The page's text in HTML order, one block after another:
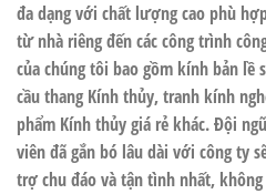
đa dạng với chất lượng cao phù
từ nhà riêng đến các công trình
của chúng tôi bao gồm kính bản lề
cầu thang Kính thủy, tranh kính
phẩm Kính thủy giá rẻ khác. Đội
viên đã gắn bó lâu dài với công ty
trợ chu đáo và tận tình nhất,